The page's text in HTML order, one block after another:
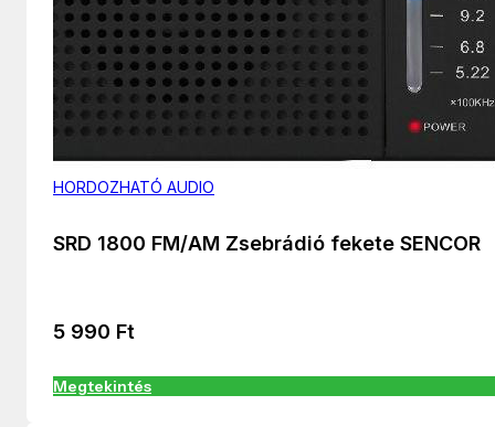
HORDOZHATÓ AUDIO
SRD 1800 FM/AM Zsebrádió fekete SENCOR
5 990 Ft
Megtekintés